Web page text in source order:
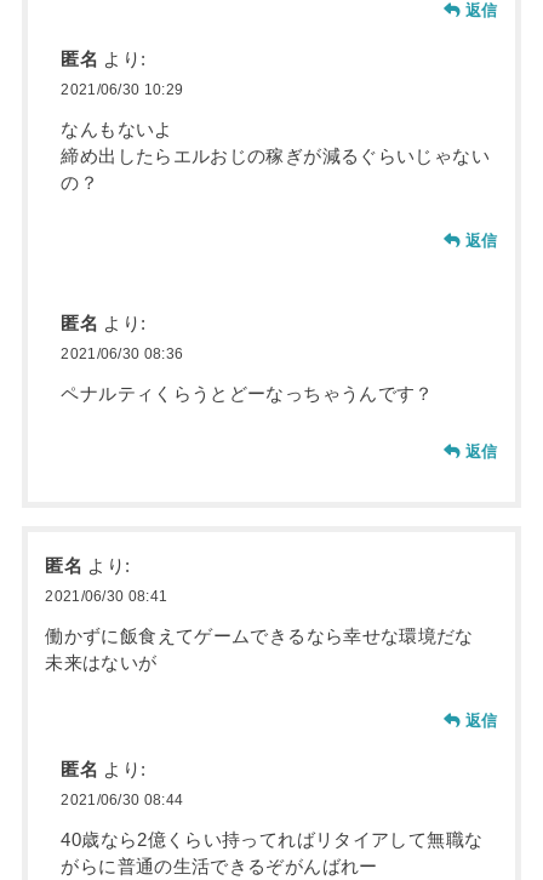
返信
匿名 より:
2021/06/30 10:29
なんもないよ
締め出したらエルおじの稼ぎが減るぐらいじゃない
の？
返信
匿名 より:
2021/06/30 08:36
ペナルティくらうとどーなっちゃうんです？
返信
匿名 より:
2021/06/30 08:41
働かずに飯食えてゲームできるなら幸せな環境だな
未来はないが
返信
匿名 より:
2021/06/30 08:44
40歳なら2億くらい持ってればリタイアして無職な
がらに普通の生活できるぞがんばれー